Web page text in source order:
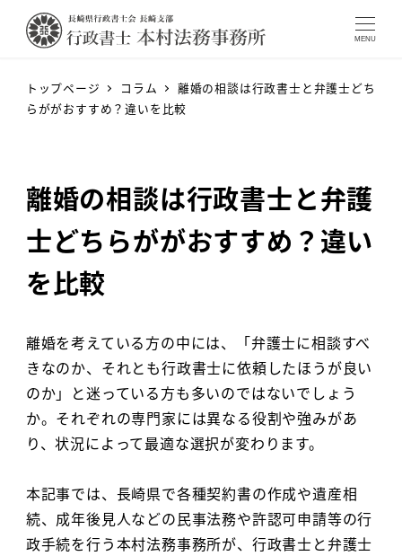
MENU
トップページ コラム
離婚の相談は行政書士と弁護士どち
らががおすすめ？違いを比較
離婚の相談は行政書士と弁護
士どちらががおすすめ？違い
を比較
離婚を考えている方の中には、「弁護士に相談すべ
きなのか、それとも行政書士に依頼したほうが良い
のか」と迷っている方も多いのではないでしょう
か。それぞれの専門家には異なる役割や強みがあ
り、状況によって最適な選択が変わります。
本記事では、長崎県で各種契約書の作成や遺産相
続、成年後見人などの民事法務や許認可申請等の行
政手続を行う本村法務事務所が、行政書士と弁護士